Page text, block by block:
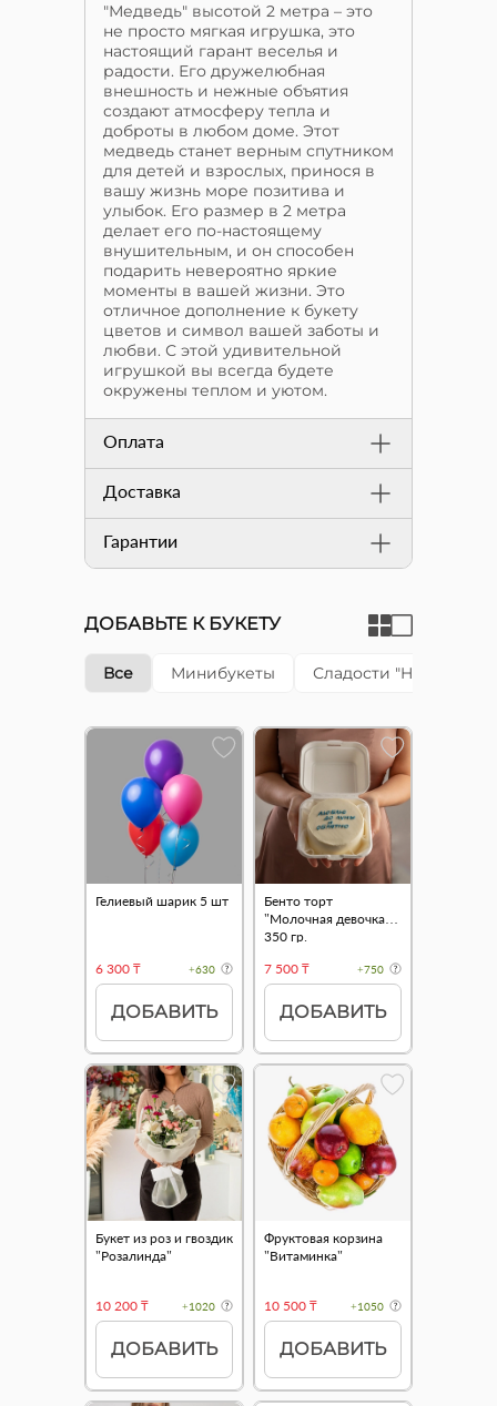
"Медведь" высотой 2 метра – это
не просто мягкая игрушка, это
настоящий гарант веселья и
радости. Его дружелюбная
внешность и нежные объятия
создают атмосферу тепла и
доброты в любом доме. Этот
медведь станет верным спутником
для детей и взрослых, принося в
вашу жизнь море позитива и
улыбок. Его размер в 2 метра
делает его по-настоящему
внушительным, и он способен
подарить невероятно яркие
моменты в вашей жизни. Это
отличное дополнение к букету
цветов и символ вашей заботы и
любви. С этой удивительной
игрушкой вы всегда будете
окружены теплом и уютом.
Оплата
Доставка
Гарантии
ДОБАВЬТЕ К БУКЕТУ
Все Минибукеты Сладости "Happy cake"
Гелиевый шарик 5 шт
6 300 ₸ +630
ДОБАВИТЬ
Бенто торт
"Молочная девочка"
350 гр.
7 500 ₸
+750
ДОБАВИТЬ
Букет из роз и гвоздик
"Розалинда"
10 200 ₸ +1020
ДОБАВИТЬ
Фруктовая корзина
"Витаминка"
10 500 ₸ +1050
ДОБАВИТЬ